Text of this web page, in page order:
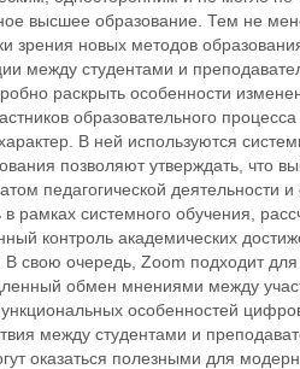
высшее образование. Тем не
зрения новых методов
между студентами и
раскрыть особенности
образовательного
В ней используются
позволяют утверждать, что
педагогической
рамках системного обучения,
контроль академических
В свою очередь, Zoom подходит
обмен мнениями между
особенностей
между студентами и
оказаться полезными для